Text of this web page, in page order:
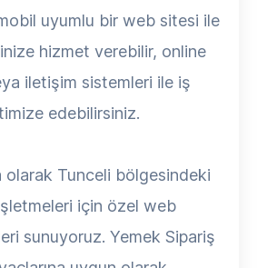
uyumlu bir web sitesi ile
hizmet verebilir, online
iletişim sistemleri ile iş
edebilirsiniz.
Tunceli bölgesindeki
için özel web
sunuyoruz. Yemek Sipariş